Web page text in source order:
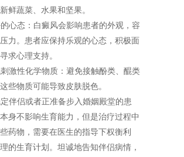
鲜蔬菜、水果和坚果。
心态：白癜风会影响患者的外观，容
力。患者应保持乐观的心态，积极面
求心理支持。
激性化学物质：避免接触酚类、醌类
些物质可能导致皮肤脱色。
伴侣或者正准备步入婚姻殿堂的患
身不影响生育能力，但是治疗过程中
药物，需要在医生的指导下权衡利
的生育计划。坦诚地告知伴侣病情，